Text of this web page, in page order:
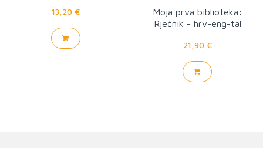
13,20 €
Moja prva biblioteka:
Rječnik - hrv-eng-tal
21,90 €